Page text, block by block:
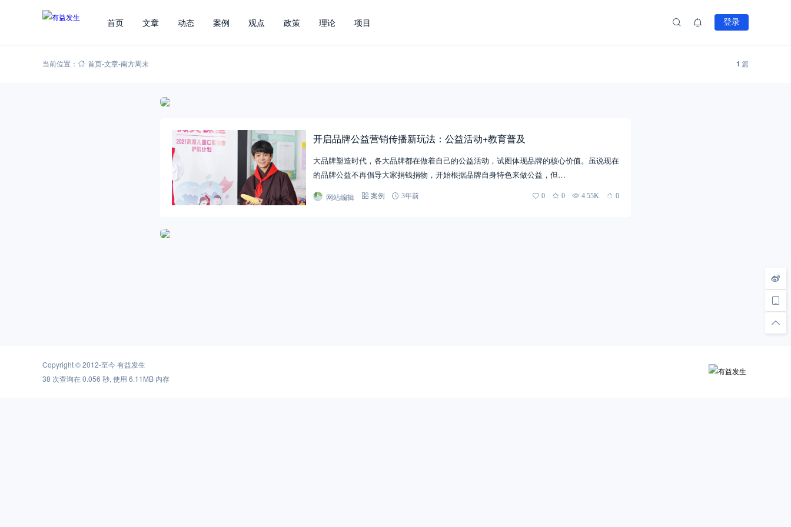
首页 文章 动态 案例 观点 政策 理论 项目 登录
当前位置： 首页-文章-南方周末 1 篇
开启品牌公益营销传播新玩法：公益活动+教育普及
大品牌塑造时代，各大品牌都在做着自己的公益活动，试图体现品牌的核心价值。虽说现在
的品牌公益不再倡导大家捐钱捐物，开始根据品牌自身特色来做公益，但…
网站编辑 案例 3年前 0 0 4.55K 0
Copyright © 2012-至今有益发生
38 次查询在 0.056 秒, 使用 6.11MB 内存